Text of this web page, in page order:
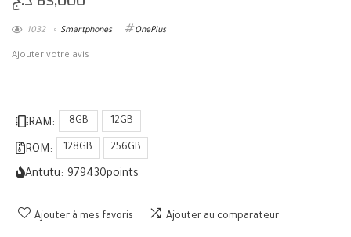
1032 Smartphones OnePlus
Ajouter votre avis
RAM: 8GB 12GB
ROM: 128GB 256GB
Antutu: 979430points
Ajouter à mes favoris Ajouter au comparateur